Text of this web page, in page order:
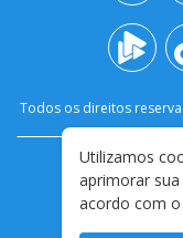
Todos os direitos
Utilizamos
aprimorar
acordo com o